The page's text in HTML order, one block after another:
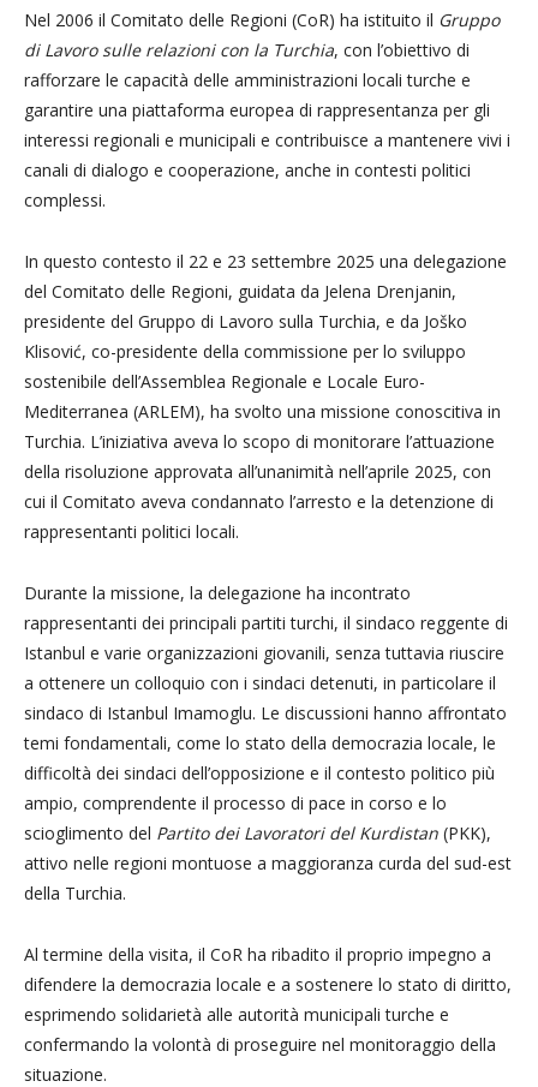
Nel 2006 il Comitato delle Regioni (CoR) ha istituito il Gruppo
di Lavoro sulle relazioni con la Turchia, con l’obiettivo di
rafforzare le capacità delle amministrazioni locali turche e
garantire una piattaforma europea di rappresentanza per gli
interessi regionali e municipali e contribuisce a mantenere vivi i
canali di dialogo e cooperazione, anche in contesti politici
complessi.
In questo contesto il 22 e 23 settembre 2025 una delegazione
del Comitato delle Regioni, guidata da Jelena Drenjanin,
presidente del Gruppo di Lavoro sulla Turchia, e da Joško
Klisović, co-presidente della commissione per lo sviluppo
sostenibile dell’Assemblea Regionale e Locale Euro-
Mediterranea (ARLEM), ha svolto una missione conoscitiva in
Turchia. L’iniziativa aveva lo scopo di monitorare l’attuazione
della risoluzione approvata all’unanimità nell’aprile 2025, con
cui il Comitato aveva condannato l’arresto e la detenzione di
rappresentanti politici locali.
Durante la missione, la delegazione ha incontrato
rappresentanti dei principali partiti turchi, il sindaco reggente di
Istanbul e varie organizzazioni giovanili, senza tuttavia riuscire
a ottenere un colloquio con i sindaci detenuti, in particolare il
sindaco di Istanbul Imamoglu. Le discussioni hanno affrontato
temi fondamentali, come lo stato della democrazia locale, le
difficoltà dei sindaci dell’opposizione e il contesto politico più
ampio, comprendente il processo di pace in corso e lo
scioglimento del Partito dei Lavoratori del Kurdistan (PKK),
attivo nelle regioni montuose a maggioranza curda del sud-est
della Turchia.
Al termine della visita, il CoR ha ribadito il proprio impegno a
difendere la democrazia locale e a sostenere lo stato di diritto,
esprimendo solidarietà alle autorità municipali turche e
confermando la volontà di proseguire nel monitoraggio della
situazione.